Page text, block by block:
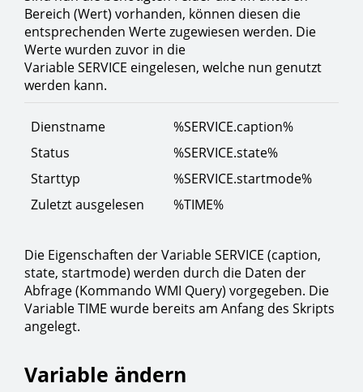
Bereich (Wert) vorhanden, können diesen die
entsprechenden Werte zugewiesen werden. Die
Werte wurden zuvor in die
Variable SERVICE eingelesen, welche nun genutzt
werden kann.
Dienstname
Status
Starttyp
Zuletzt ausgelesen
%SERVICE.caption%
%SERVICE.state%
%SERVICE.startmode%
%TIME%
Die Eigenschaften der Variable SERVICE (caption,
state, startmode) werden durch die Daten der
Abfrage (Kommando WMI Query) vorgegeben. Die
Variable TIME wurde bereits am Anfang des Skripts
angelegt.
Variable ändern